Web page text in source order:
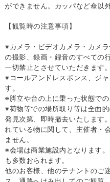
ができません。カッパなど傘以
【観覧時の注意事項】
※カメラ・ビデオカメラ・カメ
の撮影、録画・録音のすべての
一切禁止とさせていただきます。
※コールアンドレスポンス、ジ
す。
※脚立や台の上に乗った状態で
※荷物等での場所取り等は全面
発見次第、即時撤去いたします
れている物に関して、主催者・
ません。
※会場は商業施設内となります
も多数おられます。
他のお客様、他のテナントのご